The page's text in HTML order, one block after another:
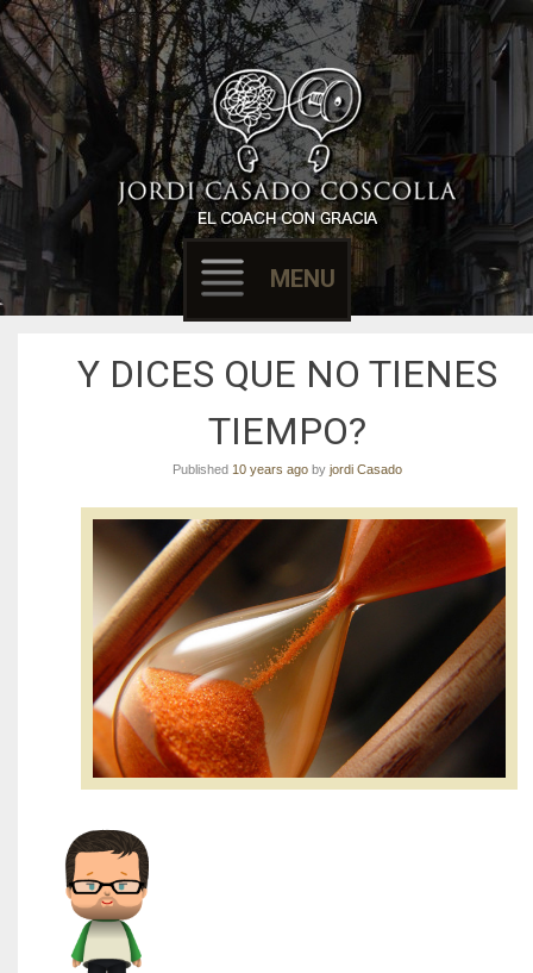
EL COACH CON
GRACIA
Filósofo & Coach
MENU
Skip to content
Y DICES QUE NO TIENES
TIEMPO?
Published 10 years ago byjordi Casado